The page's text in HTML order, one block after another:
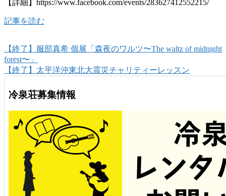
【詳細】https://www.facebook.com/events/283627412552215/
記事を読む
【終了】服部真希 個展「森夜のワルツ〜The waltz of midnight
forest〜」
【終了】太平洋沖東北大震災チャリティーレッスン
冷泉荘募集情報